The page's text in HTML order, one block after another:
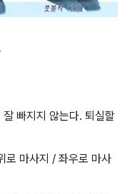
빠지지 않는다. 퇴실할
로 마사지 / 좌우로 마사